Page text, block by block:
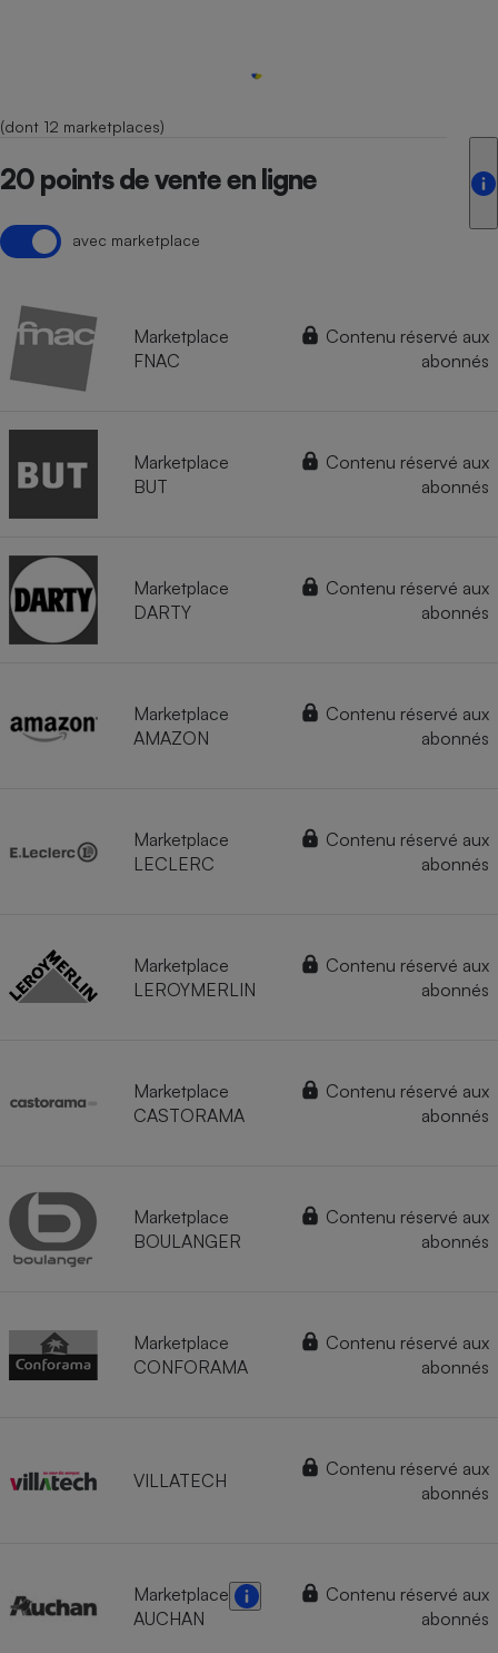
(dont 12 marketplaces)
20 points de vente en ligne
avec marketplace
Marketplace
FNAC
Contenu réservé aux
abonnés
Marketplace
BUT
Contenu réservé aux
abonnés
Marketplace
DARTY
Contenu réservé aux
abonnés
Marketplace
AMAZON
Contenu réservé aux
abonnés
Marketplace
LECLERC
Contenu réservé aux
abonnés
Marketplace
LEROYMERLIN
Contenu réservé aux
abonnés
Marketplace
CASTORAMA
Contenu réservé aux
abonnés
Marketplace
BOULANGER
Contenu réservé aux
abonnés
Marketplace
CONFORAMA
Contenu réservé aux
abonnés
VILLATECH
Contenu réservé aux
abonnés
Marketplace
AUCHAN
Contenu réservé aux
abonnés